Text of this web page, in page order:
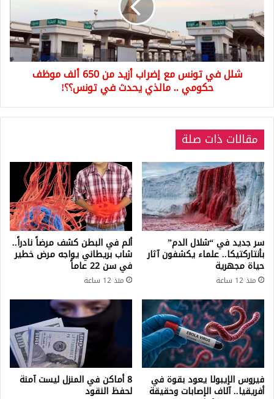
إضراب
أزيد
من
650
ألف
موظف
مالذي
في
تونس؟؟!
شلل في تونس مع إضراب أزيد من 650 ألف موظف
حكومي .. مالذي يحدث في تونس؟؟!
مقالات ذات صلة
سر جديد في “شلال الدم”
بأنتاركتيكا.. علماء يكشفون آثار
حياة مجهرية
منذ 12 ساعة
ألم في البطن كشف مرضاً نادراً..
شاب بريطاني يواجه مرض خطير
في سن 22 عاماً
منذ 12 ساعة
فيروس الإيبولا يعود بقوة في
أفريقيا.. آلاف الإصابات وحقيقة
8 أماكن في المنزل ليست آمنة
لحفظ النقود